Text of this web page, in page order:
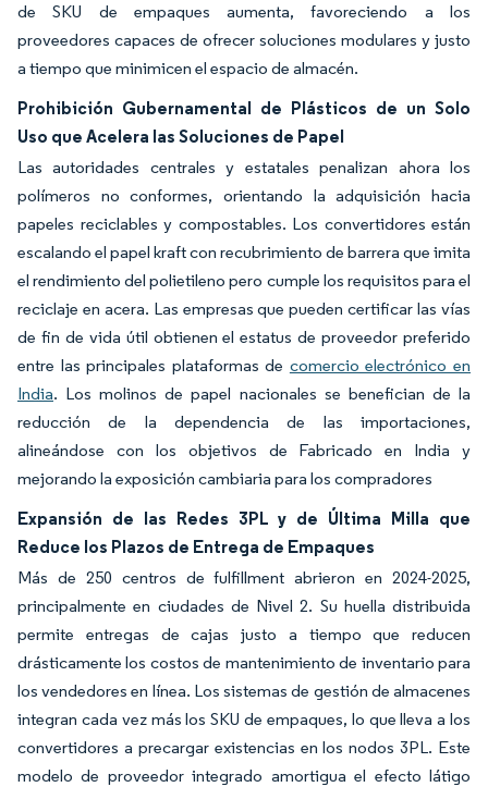
de SKU de empaques aumenta, favoreciendo a los
proveedores capaces de ofrecer soluciones modulares y justo
a tiempo que minimicen el espacio de almacén.
Prohibición Gubernamental de Plásticos de un Solo
Uso que Acelera las Soluciones de Papel
Las autoridades centrales y estatales penalizan ahora los
polímeros no conformes, orientando la adquisición hacia
papeles reciclables y compostables. Los convertidores están
escalando el papel kraft con recubrimiento de barrera que imita
el rendimiento del polietileno pero cumple los requisitos para el
reciclaje en acera. Las empresas que pueden certificar las vías
de fin de vida útil obtienen el estatus de proveedor preferido
entre las principales plataformas de comercio electrónico en
India. Los molinos de papel nacionales se benefician de la
reducción de la dependencia de las importaciones,
alineándose con los objetivos de Fabricado en India y
mejorando la exposición cambiaria para los compradores
Expansión de las Redes 3PL y de Última Milla que
Reduce los Plazos de Entrega de Empaques
Más de 250 centros de fulfillment abrieron en 2024-2025,
principalmente en ciudades de Nivel 2. Su huella distribuida
permite entregas de cajas justo a tiempo que reducen
drásticamente los costos de mantenimiento de inventario para
los vendedores en línea. Los sistemas de gestión de almacenes
integran cada vez más los SKU de empaques, lo que lleva a los
convertidores a precargar existencias en los nodos 3PL. Este
modelo de proveedor integrado amortigua el efecto látigo